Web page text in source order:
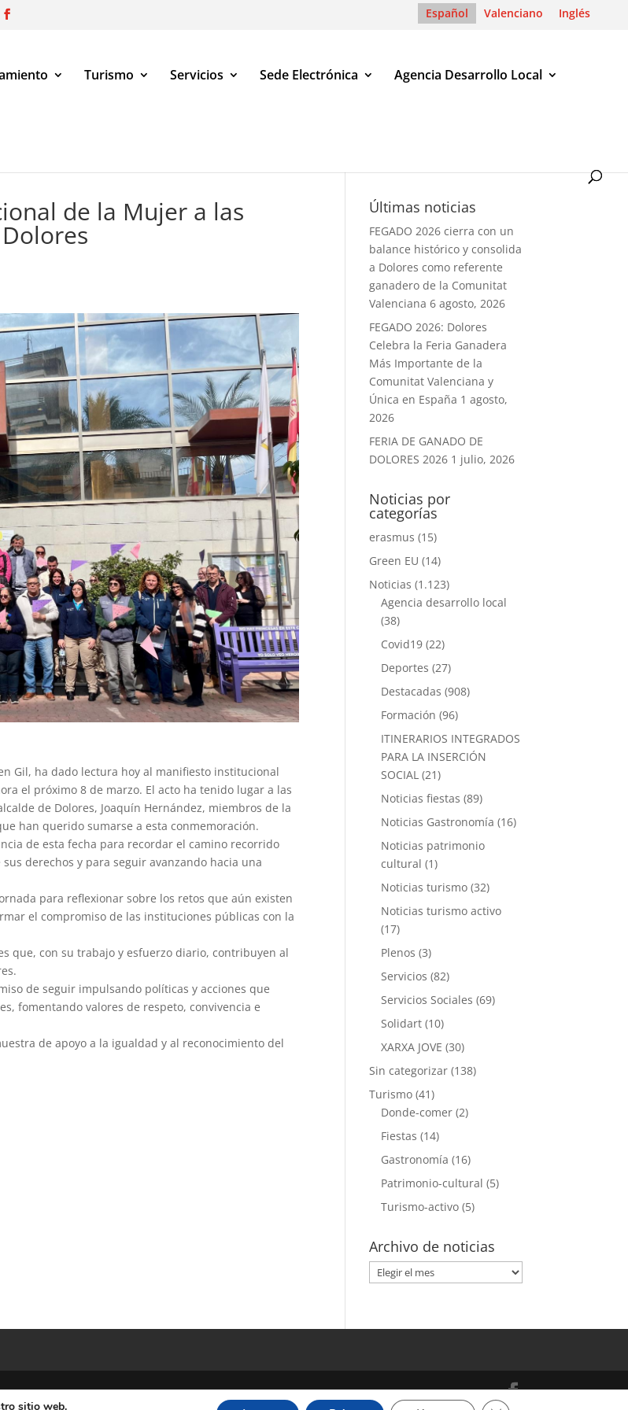
Español Valenciano Inglés
Turismo Servicios Sede Electrónica Agencia Desarrollo Local
de la Mujer a las
Gil, ha dado lectura hoy al manifiesto institucional
el próximo 8 de marzo. El acto ha tenido lugar a las
de Dolores, Joaquín Hernández, miembros de la
han querido sumarse a esta conmemoración.
de esta fecha para recordar el camino recorrido
derechos y para seguir avanzando hacia una
para reflexionar sobre los retos que aún existen
el compromiso de las instituciones públicas con la
que, con su trabajo y esfuerzo diario, contribuyen al
de seguir impulsando políticas y acciones que
fomentando valores de respeto, convivencia e
de apoyo a la igualdad y al reconocimiento del
Últimas noticias
FEGADO 2026 cierra con un
balance histórico y consolida
a Dolores como referente
ganadero de la Comunitat
Valenciana 6 agosto, 2026
FEGADO 2026: Dolores
Celebra la Feria Ganadera
Más Importante de la
Comunitat Valenciana y
Única en España 1 agosto,
2026
FERIA DE GANADO DE
DOLORES 2026 1 julio, 2026
Noticias por
categorías
erasmus (15)
Green EU (14)
Noticias (1.123)
Agencia desarrollo local
(38)
Covid19 (22)
Deportes (27)
Destacadas (908)
Formación (96)
ITINERARIOS INTEGRADOS
PARA LA INSERCIÓN
SOCIAL (21)
Noticias fiestas (89)
Noticias Gastronomía (16)
Noticias patrimonio
cultural (1)
Noticias turismo (32)
Noticias turismo activo
(17)
Plenos (3)
Servicios (82)
Servicios Sociales (69)
Solidart (10)
XARXA JOVE (30)
Sin categorizar (138)
Turismo (41)
Donde-comer (2)
Fiestas (14)
Gastronomía (16)
Patrimonio-cultural (5)
Turismo-activo (5)
Archivo de noticias
Archivo
de
sitio web.